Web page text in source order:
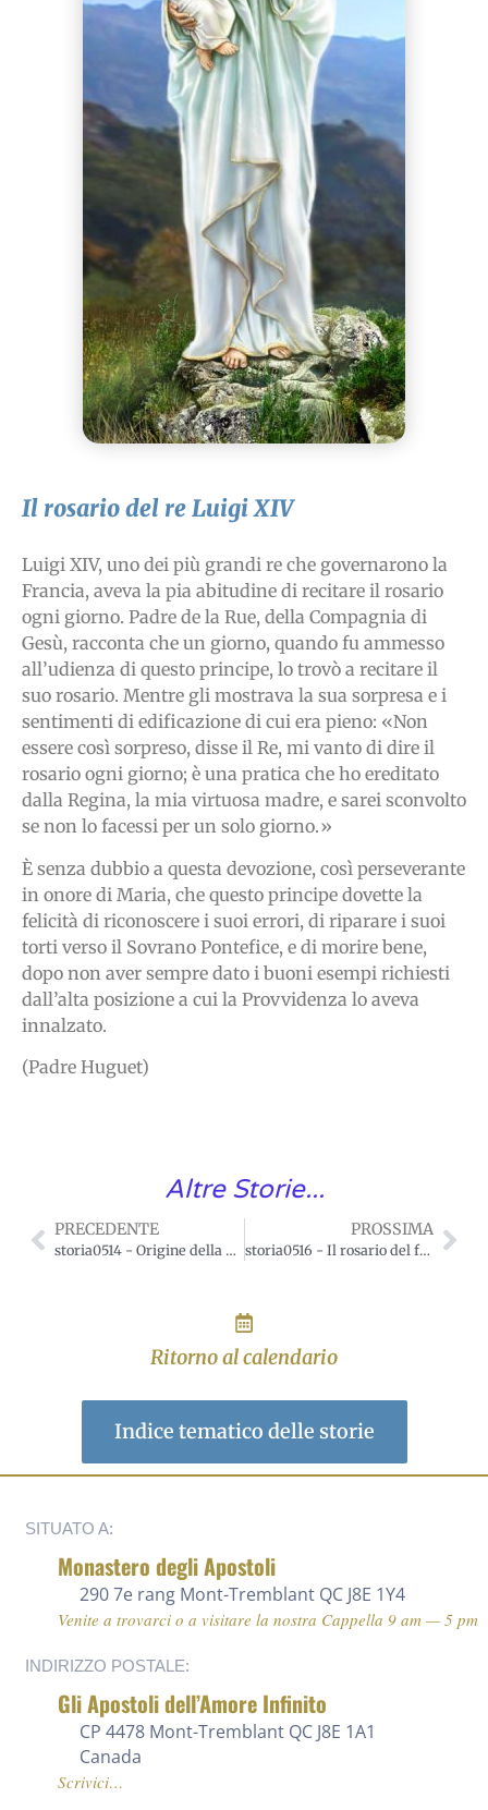
Il rosario del re Luigi XIV
Luigi XIV, uno dei più grandi re che governarono la
Francia, aveva la pia abitudine di recitare il rosario
ogni giorno. Padre de la Rue, della Compagnia di
Gesù, racconta che un giorno, quando fu ammesso
all’udienza di questo principe, lo trovò a recitare il
suo rosario. Mentre gli mostrava la sua sorpresa e i
sentimenti di edificazione di cui era pieno: «Non
essere così sorpreso, disse il Re, mi vanto di dire il
rosario ogni giorno; è una pratica che ho ereditato
dalla Regina, la mia virtuosa madre, e sarei sconvolto
se non lo facessi per un solo giorno.»
È senza dubbio a questa devozione, così perseverante
in onore di Maria, che questo principe dovette la
felicità di riconoscere i suoi errori, di riparare i suoi
torti verso il Sovrano Pontefice, e di morire bene,
dopo non aver sempre dato i buoni esempi richiesti
dall’alta posizione a cui la Provvidenza lo aveva
innalzato.
(Padre Huguet)
Altre Storie...
PRECEDENTE
storia0514 - Origine della parola «rosario»
PROSSIMA
storia0516 - Il rosario del famoso artista Gluck
Ritorno al calendario
Indice tematico delle storie
SITUATO A:
Monastero degli Apostoli
290 7e rang Mont-Tremblant QC J8E 1Y4
Venite a trovarci o a visitare la nostra Cappella 9 am — 5 pm
INDIRIZZO POSTALE:
Gli Apostoli dell’Amore Infinito
CP 4478 Mont-Tremblant QC J8E 1A1
Canada
Scrivici…